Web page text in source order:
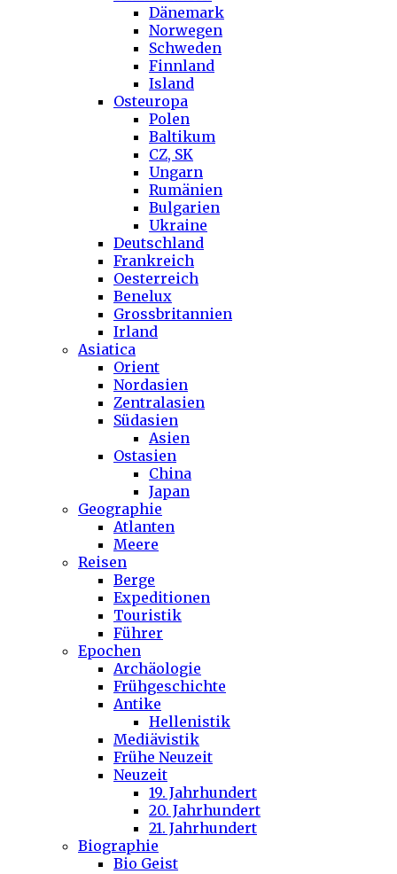
Dänemark
Norwegen
Schweden
Finnland
Island
Osteuropa
Polen
Baltikum
CZ, SK
Ungarn
Rumänien
Bulgarien
Ukraine
Deutschland
Frankreich
Oesterreich
Benelux
Grossbritannien
Irland
Asiatica
Orient
Nordasien
Zentralasien
Südasien
Asien
Ostasien
China
Japan
Geographie
Atlanten
Meere
Reisen
Berge
Expeditionen
Touristik
Führer
Epochen
Archäologie
Frühgeschichte
Antike
Hellenistik
Mediävistik
Frühe Neuzeit
Neuzeit
19. Jahrhundert
20. Jahrhundert
21. Jahrhundert
Biographie
Bio Geist